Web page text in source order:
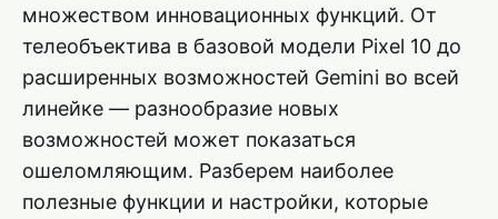
множеством инновационных функций. От
телеобъектива в базовой модели Pixel 10 до
расширенных возможностей Gemini во всей
линейке — разнообразие новых
возможностей может показаться
ошеломляющим. Разберем наиболее
полезные функции и настройки, которые